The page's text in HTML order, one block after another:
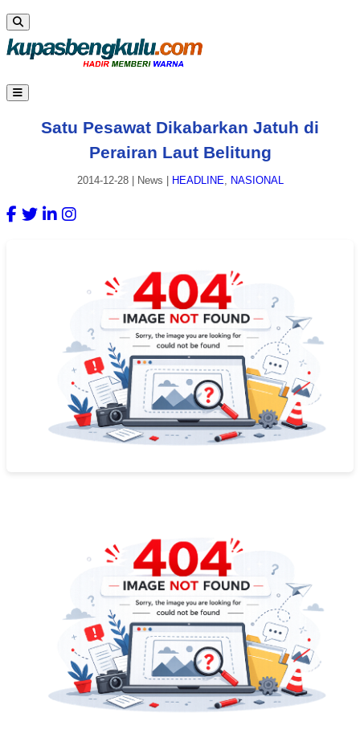
Satu Pesawat Dikabarkan Jatuh di
Perairan Laut Belitung
2014-12-28| News HEADLINE, NASIONAL